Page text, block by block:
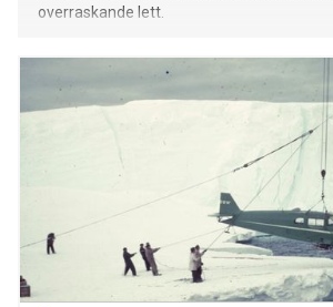
overraskande lett.